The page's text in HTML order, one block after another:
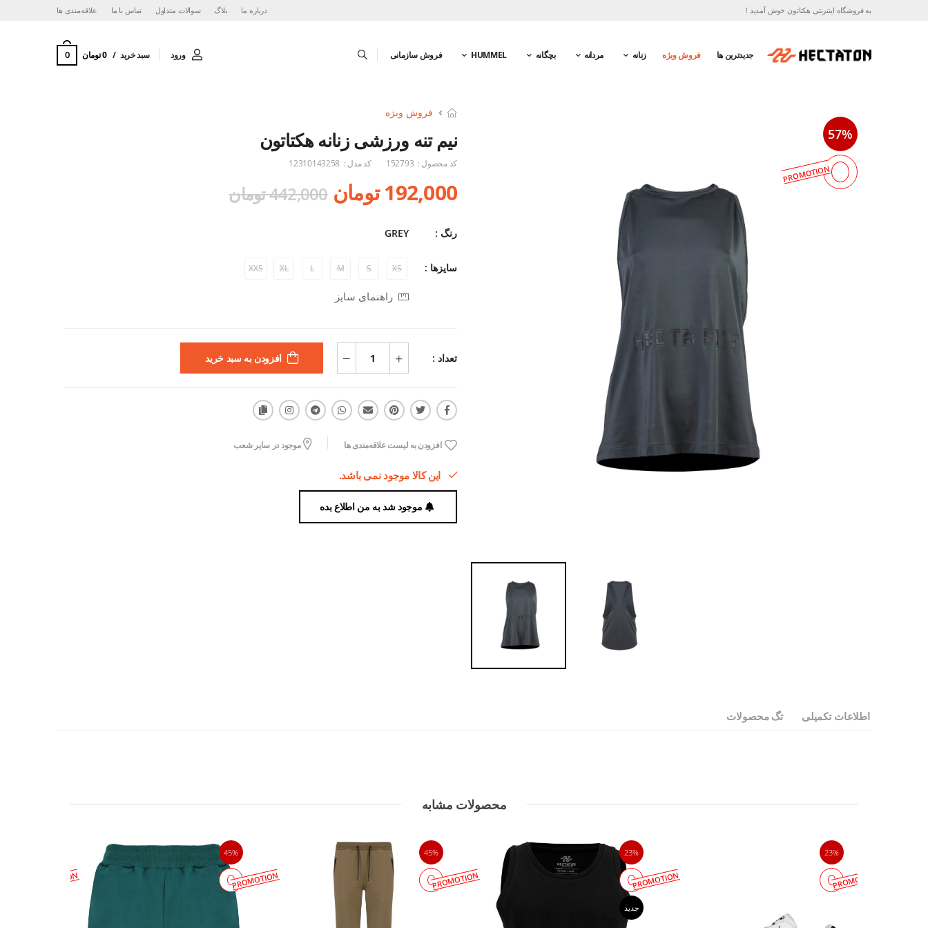
به فروشگاه اینترنتی هکتاتون خوش آمدید ! درباره ما بلاگ سوالات متداول تماس با ما ‌علاقه‌مندی ها
جدیدترین ها فروش ویژه زنانه مردانه بچگانه HUMMEL فروش سازمانی ورود سبد خرید 0 تومان 0
57%
PROMOTION
فروش ویژه
نیم تنه ورزشی زنانه هکتاتون
کد محصول : 152793 کد مدل : 12310143258
192,000 تومان 442,000 تومان
رنگ : GREY
سایزها : XS
S
M
L
XL
XXS
راهنمای سایز
تعداد : افزودن به سبد خرید
افزودن به لیست علاقه‌مندی ها موجود در سایر شعب
این کالا موجود نمی باشد.
موجود شد به من اطلاع بده
اطلاعات تکمیلی تگ محصولات
محصولات مشابه
23%
PROMOTION
23%
PROMOTION
جدید
45%
PROMOTION
45%
PROMOTION
PROMOTION